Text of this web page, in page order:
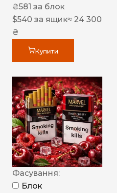
₴581 за блок
$540 за ящик≈ 24 300
₴
Купити
Фасування:
Блок